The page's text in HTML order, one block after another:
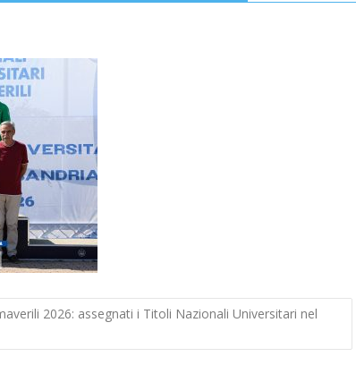
2026: assegnati i Titoli Nazionali Universitari nel